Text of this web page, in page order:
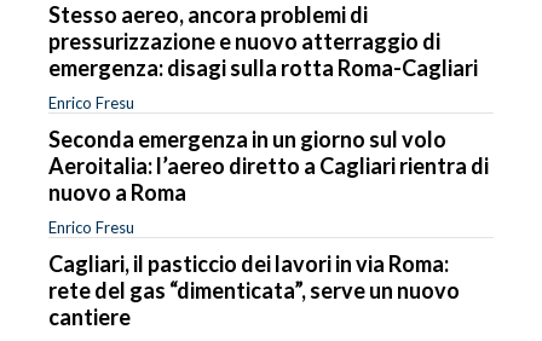
Stesso aereo, ancora problemi di
pressurizzazione e nuovo atterraggio di
emergenza: disagi sulla rotta Roma-Cagliari
Enrico Fresu
Seconda emergenza in un giorno sul volo
Aeroitalia: l’aereo diretto a Cagliari rientra di
nuovo a Roma
Enrico Fresu
Cagliari, il pasticcio dei lavori in via Roma:
rete del gas “dimenticata”, serve un nuovo
cantiere